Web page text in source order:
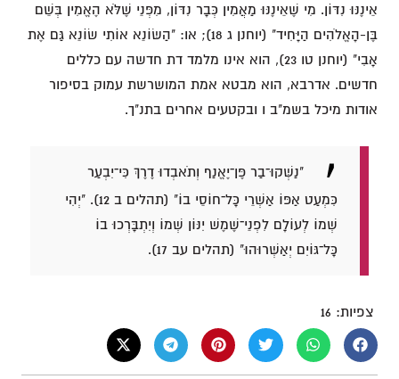
אֵינֶנּוּ נִדּוֹן. מִי שֶׁאֵינֶנּוּ מַאֲמִין כְּבָר נִדּוֹן, מִפְּנֵי שֶׁלֹּא הֶאֱמִין בְּשֵׁם
בֶּן-הָאֱלֹהִים הַיָּחִיד" (יוחנן ג 18); או: "הַשּׂוֹנֵא אוֹתִי שׂוֹנֵא גַּם אֶת
אָבִי" (יוחנן טו 23), הוא אינו מלמד דת חדשה עם כללים
חדשים. אדרבא, הוא מבטא אמת המושרשת עמוק בסיפור
אודות מיכל בשמ"ב ו ובקטעים אחרים בתנ"ך.
"נַשְּׁקוּ־בַר פֶּן־יֶאֱנַף וְתֹאבְדוּ דֶרֶךְ כִּי־יִבְעַר
כִּמְעַט אַפּוֹ אַשְׁרֵי כָּל־חוֹסֵי בוֹ" (תהלים ב 12). "יְהִי
שְׁמוֹ לְעוֹלָם לִפְנֵי־שֶׁמֶשׁ יִנּוֹן שְׁמוֹ וְיִתְבָּרְכוּ בוֹ
כָּל־גּוֹיִם יְאַשְּׁרוּהוּ" (תהלים עב 17).
צפיות: 16